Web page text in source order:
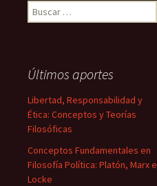
Buscar:
Últimos aportes
Libertad, Responsabilidad y
Ética: Conceptos y Teorías
Filosóficas
Conceptos Fundamentales en
Filosofía Política: Platón, Marx e
Locke